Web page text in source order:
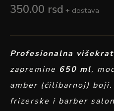
350.00 rsd + dostava
Profesionalna
zapremine 650 ml,
amber (ćilibarnoj)
frizerske i barber